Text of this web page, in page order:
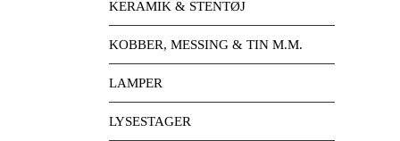
KERAMIK & STENTØJ
KOBBER, MESSING & TIN M.M.
LAMPER
LYSESTAGER